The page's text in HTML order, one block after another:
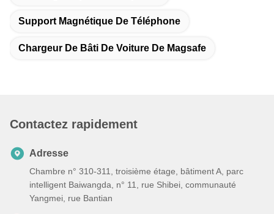
Support Magnétique De Téléphone
Chargeur De Bâti De Voiture De Magsafe
Contactez rapidement
Adresse
Chambre n° 310-311, troisième étage, bâtiment A, parc
intelligent Baiwangda, n° 11, rue Shibei, communauté
Yangmei, rue Bantian